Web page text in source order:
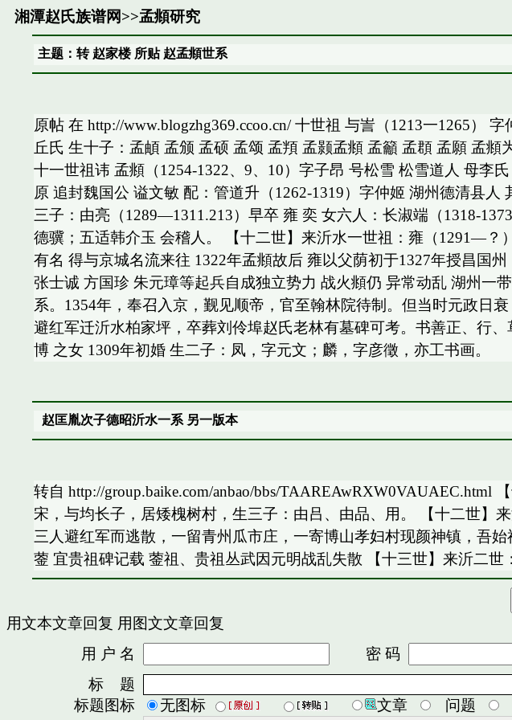
湘潭赵氏族谱网>>孟頫研究
主题：转 赵家楼 所贴 赵孟頫世系
原帖 在 http://www.blogzhg369.ccoo.cn/ 十世祖 与訔（1213一1265）
丘氏 生十子：孟頔 孟颁 孟硕 孟颂 孟頖 孟颢孟頫 孟籲 孟頵 孟願 孟
十一世祖讳 孟頫（1254-1322、9、10）字子昂 号松雪 松雪道人 母李
原 追封魏国公 谥文敏 配：管道升（1262-1319）字仲姬 湖州德清县
三子：由亮（1289—1311.213）早卒 雍 奕 女六人：长淑端（1318-
德骥；五适韩介玉 会稽人。 【十二世】来沂水一世祖：雍（1291—
有名 得与京城名流来往 1322年孟頫故后 雍以父荫初于1327年授昌国
张士诚 方国珍 朱元璋等起兵自成独立势力 战火頫仍 异常动乱 湖州一
系。1354年，奉召入京，觐见顺帝，官至翰林院待制。但当时元政日
避红军迁沂水柏家坪，卒葬刘伶埠赵氏老林有墓碑可考。书善正、行
博 之女 1309年初婚 生二子：凤，字元文；麟，字彦徵，亦工书画。
赵匡胤次子德昭沂水一系 另一版本
转自 http://group.baike.com/anbao/bbs/
宋，与均长子，居矮槐树村，生三子：由吕、由品、用。 【十二世】
三人避红军而逃散，一留青州瓜市庄，一寄博山孝妇村现颜神镇，吾
蓥 宜贵祖碑记载 蓥祖、贵祖丛武因元明战乱失散 【十三世】来沂二世
用文本文章回复 用图文文章回复
用 户 名
密 码
标 题
标题图标
无图标 文章 问题